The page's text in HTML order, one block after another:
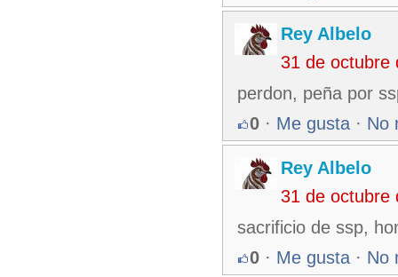
Rey Albelo
31 de octubre
perdon, peña por
0 · Me gusta · No
Rey Albelo
31 de octubre
sacrificio de ssp,
0 · Me gusta · No